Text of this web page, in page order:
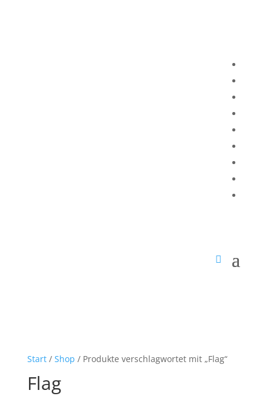
Start/ Shop / Produkte verschlagwortet mit „Flag“
Flag